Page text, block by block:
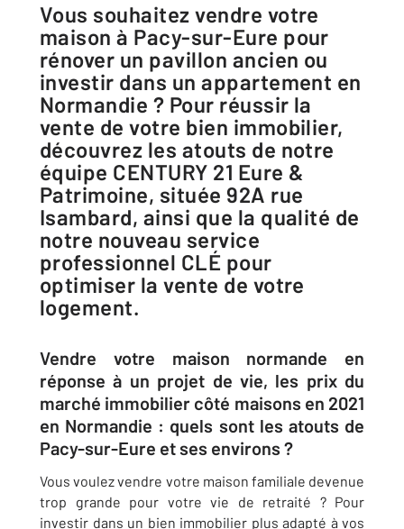
Vous souhaitez vendre votre
maison à Pacy-sur-Eure pour
rénover un pavillon ancien ou
investir dans un appartement en
Normandie ? Pour réussir la
vente de votre bien immobilier,
découvrez les atouts de notre
équipe CENTURY 21 Eure &
Patrimoine, située 92A rue
Isambard, ainsi que la qualité de
notre nouveau service
professionnel CLÉ pour
optimiser la vente de votre
logement.
Vendre votre maison normande en
réponse à un projet de vie, les prix du
marché immobilier côté maisons en 2021
en Normandie : quels sont les atouts de
Pacy-sur-Eure et ses environs ?
Vous voulez vendre votre maison familiale devenue
trop grande pour votre vie de retraité ? Pour
investir dans un bien immobilier plus adapté à vos